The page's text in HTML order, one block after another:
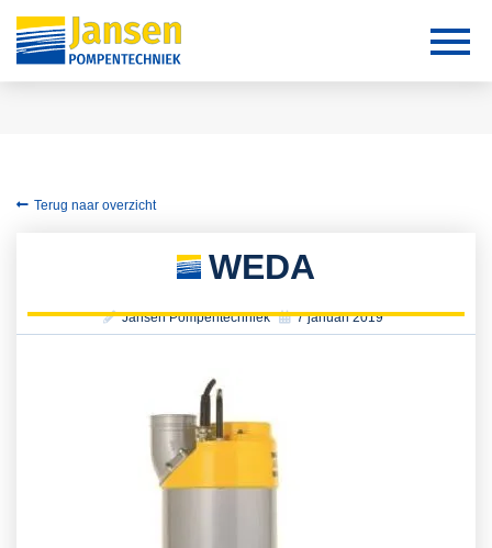
Terug naar overzicht
WEDA
Jansen Pompentechniek 7 januari 2019